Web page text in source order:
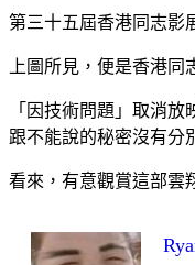
第三十五屆香港同志影
上圖所見，便是香港
「因技術問題」取消
跟不能說的秘密沒有分
看來，有意觀賞這部雲